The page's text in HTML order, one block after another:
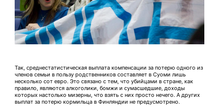
Так, среднестатистическая выплата компенсации за потерю одного из
членов семьи в пользу родственников составляет в Суоми лишь
несколько сот евро. Это связано с тем, что убийцами в стране, как
правило, являются алкоголики, бомжи и сумасшедшие, доходы
которых настолько мизерны, что взять с них просто нечего. А других
выплат за потерю кормильца в Финляндии не предусмотрено.